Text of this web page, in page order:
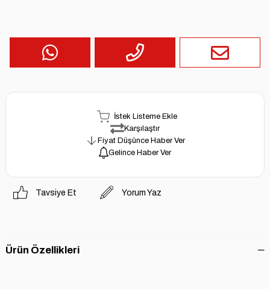
İstek Listeme Ekle
Karşılaştır
Fiyat Düşünce Haber Ver
Gelince Haber Ver
Tavsiye Et Yorum Yaz
Ürün Özellikleri